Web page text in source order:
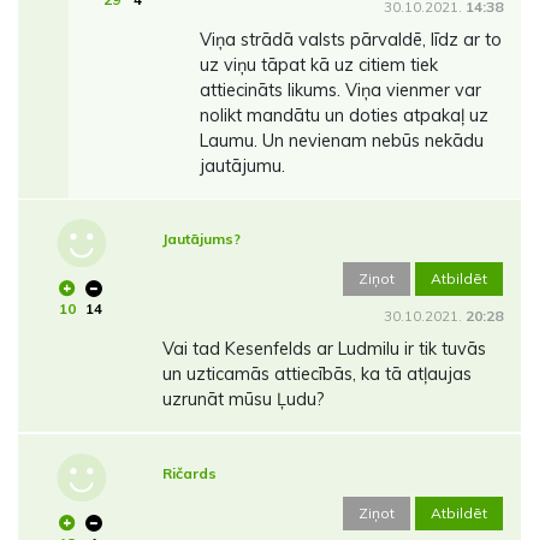
30.10.2021. 14:38
Viņa strādā valsts pārvaldē, līdz ar to
uz viņu tāpat kā uz citiem tiek
attiecināts likums. Viņa vienmer var
nolikt mandātu un doties atpakaļ uz
Laumu. Un nevienam nebūs nekādu
jautājumu.
10 14
Jautājums?
Ziņot Atbildēt
30.10.2021. 20:28
Vai tad Kesenfelds ar Ludmilu ir tik tuvās
un uzticamās attiecībās, ka tā atļaujas
uzrunāt mūsu Ļudu?
Ričards
Ziņot Atbildēt